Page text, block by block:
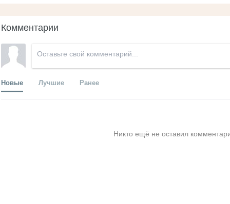
Комментарии
Новые Лучшие Ранее
Никто ещё не оставил